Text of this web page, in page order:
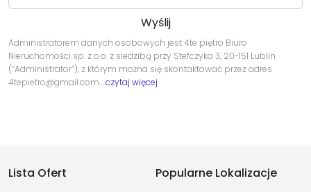
Administratorem danych osobowych jest 4te piętro Biuro
Nieruchomości sp. z o.o. z siedzibą przy Stefczyka 3, 20-151 Lublin
(“Administrator”), z którym można się skontaktować przez adres
4tepietro@gmail.com…czytaj więcej
Lista Ofert
Popularne Lokalizacje